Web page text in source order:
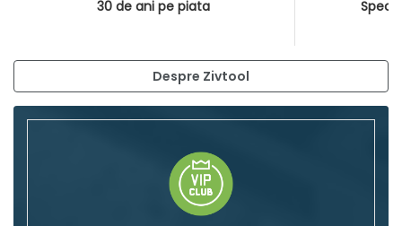
30 de ani pe piata
Despre Zivtool